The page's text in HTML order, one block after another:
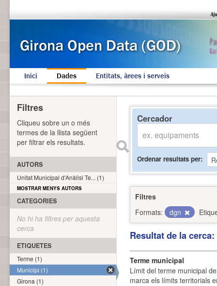
Inici Dades Entitats, àrees i serveis
Cercador
Ordenar resultats per
Filtres
Formats:
dgn
Resultat de la
Terme municipal
Límit del terme municipal
marca els límits territorials
Filtres
Cliqueu sobre un o més
termes de la llista següent
per filtrar els resultats.
AUTORS
Unitat Municipal d'Anàlisi Te... (1)
MOSTRAR MENYS AUTORS
CATEGORIES
No hi ha filtres per aquesta
cerca
ETIQUETES
Terme (1)
Municipi (1)
Girona (1)